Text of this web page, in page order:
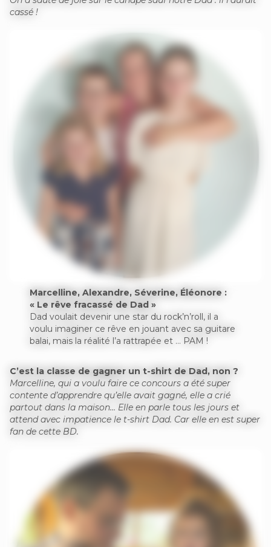
cassé !
Marcelline, Alexandre, Séverine, Éléonore :
« Le rêve fracassé de Dad »
Dad voulait devenir une star du rock’n’roll, il a
voulu imaginer ce rêve en jouant avec sa guitare
balai, mais la réalité l’a rattrapée et … PAM !
C’est la classe de gagner un t-shirt de Dad, non ?
Marcelline, qui a voulu faire ce concours a été super
contente d’apprendre qu’elle avait gagné, elle a crié
partout dans la maison… Elle en parle tous les jours et
attend avec impatience le t-shirt Dad. Car elle en est super
fan de cette BD.